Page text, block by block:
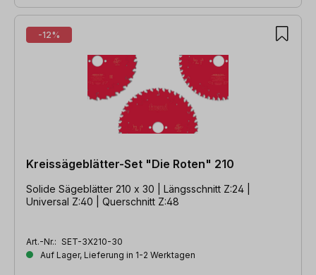
-12%
Kreissägeblätter-Set "Die Roten" 210
Solide Sägeblätter 210 x 30 | Längsschnitt Z:24 |
Universal Z:40 | Querschnitt Z:48
Art.-Nr.: SET-3X210-30
Auf Lager, Lieferung in 1-2 Werktagen